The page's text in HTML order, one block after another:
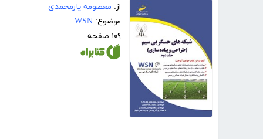
از: معصومه یارمحمدی
موضوع: WSN
۱۰۹ صفحه